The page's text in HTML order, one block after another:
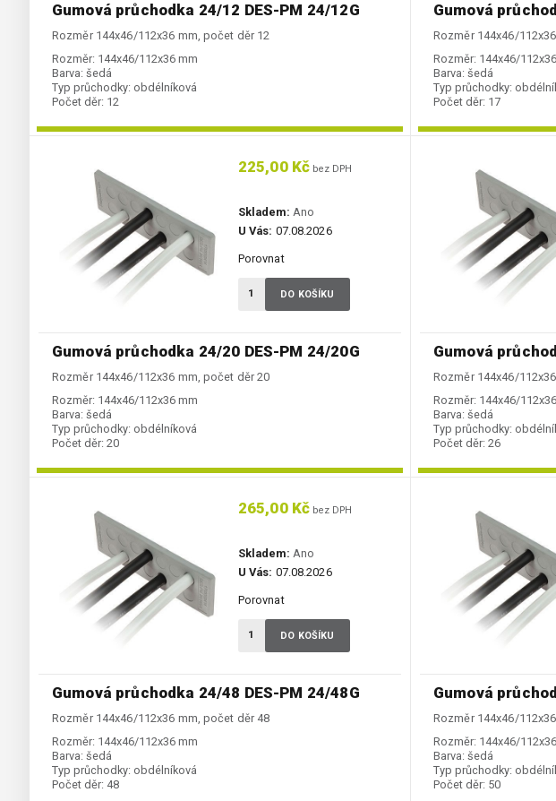
Gumová průchodka 24/12 DES-PM 24/12G
Rozměr 144x46/112x36 mm, počet děr 12
Rozměr: 144x46/112x36 mm
Barva: šedá
Typ průchodky: obdélníková
Počet děr: 12
Gumová
Rozměr 144x46/
Rozměr: 144x46/
Barva: šedá
Typ průchodky:
Počet děr: 17
Gumová průchodka 24/20 DES-PM 24/20G
Rozměr 144x46/112x36 mm, počet děr 20
Rozměr: 144x46/112x36 mm
Barva: šedá
Typ průchodky: obdélníková
Počet děr: 20
225,00 Kč bez DPH
Skladem: Ano
U Vás: 07.08.2026
Porovnat
DO KOŠÍKU
Gumová
Rozměr 144x46/
Rozměr: 144x46/
Barva: šedá
Typ průchodky:
Počet děr: 26
Gumová průchodka 24/48 DES-PM 24/48G
Rozměr 144x46/112x36 mm, počet děr 48
Rozměr: 144x46/112x36 mm
Barva: šedá
Typ průchodky: obdélníková
Počet děr: 48
265,00 Kč bez DPH
Skladem: Ano
U Vás: 07.08.2026
Porovnat
DO KOŠÍKU
Gumová
Rozměr 144x46/
Rozměr: 144x46/
Barva: šedá
Typ průchodky:
Počet děr: 50